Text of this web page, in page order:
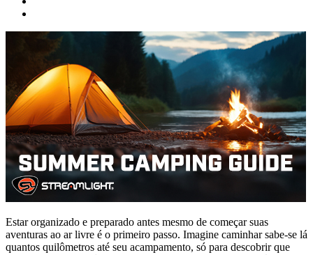
Estar organizado e preparado antes mesmo de começar suas
aventuras ao ar livre é o primeiro passo. Imagine caminhar sabe-se lá
quantos quilômetros até seu acampamento, só para descobrir que